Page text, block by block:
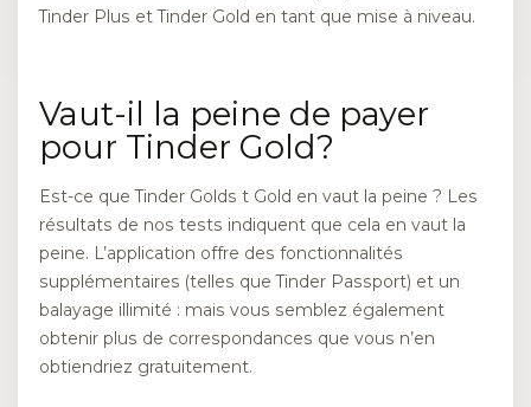
Tinder Plus et Tinder Gold en tant que mise à niveau.
Vaut-il la peine de payer
pour Tinder Gold?
Est-ce que Tinder Golds t Gold en vaut la peine ? Les
résultats de nos tests indiquent que cela en vaut la
peine. L’application offre des fonctionnalités
supplémentaires (telles que Tinder Passport) et un
balayage illimité : mais vous semblez également
obtenir plus de correspondances que vous n’en
obtiendriez gratuitement.